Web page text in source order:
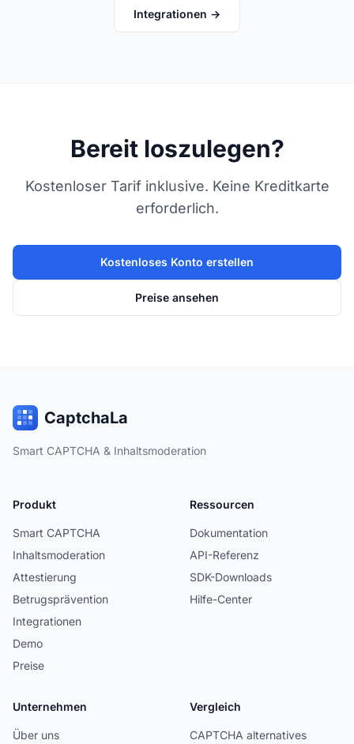
Integrationen →
Bereit loszulegen?
Kostenloser Tarif inklusive. Keine Kreditkarte
erforderlich.
Kostenloses Konto erstellen
Preise ansehen
CaptchaLa
Smart CAPTCHA & Inhaltsmoderation
Produkt
Smart CAPTCHA
Inhaltsmoderation
Attestierung
Betrugsprävention
Integrationen
Demo
Preise
Ressourcen
Dokumentation
API-Referenz
SDK-Downloads
Hilfe-Center
Unternehmen
Über uns
Vergleich
CAPTCHA alternatives